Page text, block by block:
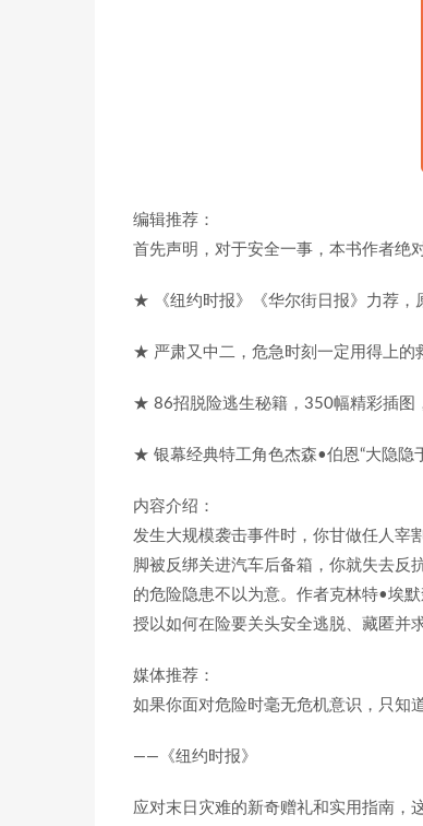
编辑推荐：
首先声明，对于安全一事，本书作者绝
★ 《纽约时报》《华尔街日报》力荐，
★ 严肃又中二，危急时刻一定用得上的
★ 86招脱险逃生秘籍，350幅精彩插图
★ 银幕经典特工角色杰森•伯恩“大隐隐
内容介绍：
发生大规模袭击事件时，你甘做任人宰
脚被反绑关进汽车后备箱，你就失去反
的危险隐患不以为意。作者克林特•埃
授以如何在险要关头安全逃脱、藏匿并
媒体推荐：
如果你面对危险时毫无危机意识，只知
——《纽约时报》
应对末日灾难的新奇赠礼和实用指南，